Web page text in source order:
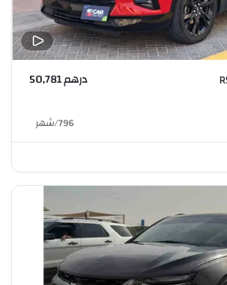
درهم 50,781
796
/شهر